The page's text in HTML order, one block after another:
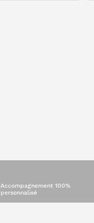
Accompagnement 100%
personnalisé